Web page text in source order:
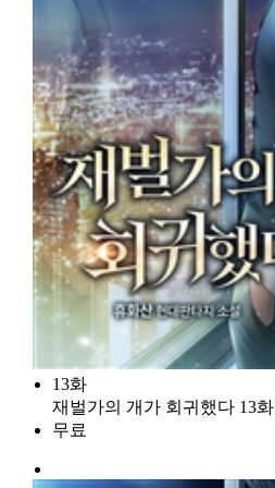
13화
재벌가의 개가 회귀했다 13화
무료